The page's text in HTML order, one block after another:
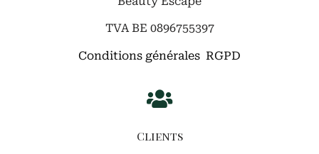
TVA BE 0896755397
Conditions générales RGPD
Clients